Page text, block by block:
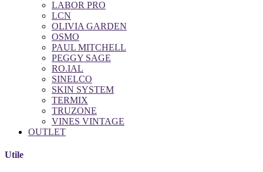
LABOR PRO
LCN
OLIVIA GARDEN
OSMO
PAUL MITCHELL
PEGGY SAGE
RO.IAL
SINELCO
SKIN SYSTEM
TERMIX
TRUZONE
VINES VINTAGE
OUTLET
Utile